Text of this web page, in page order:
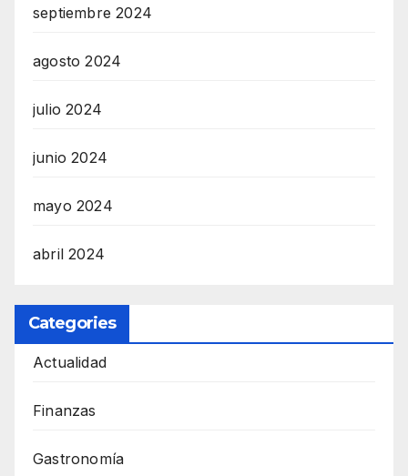
septiembre 2024
agosto 2024
julio 2024
junio 2024
mayo 2024
abril 2024
Categories
Actualidad
Finanzas
Gastronomía